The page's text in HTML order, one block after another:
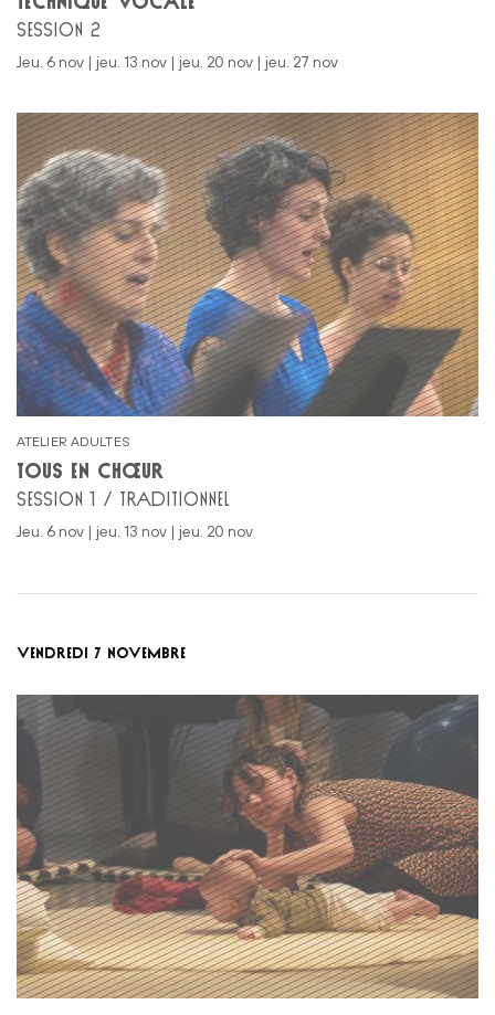
SESSION 2
jeu. 6 nov | jeu. 13 nov | jeu. 20 nov | jeu. 27 nov
ATELIER ADULTES
TOUS EN CHŒUR
SESSION 1 / TRADITIONNEL
jeu. 6 nov | jeu. 13 nov | jeu. 20 nov
VENDREDI 7 NOVEMBRE